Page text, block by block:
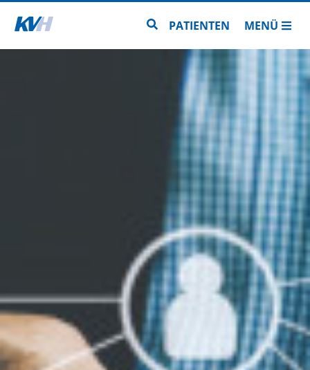
Zur Startseite Zur Seitensuche
PATIENTEN MENÜ